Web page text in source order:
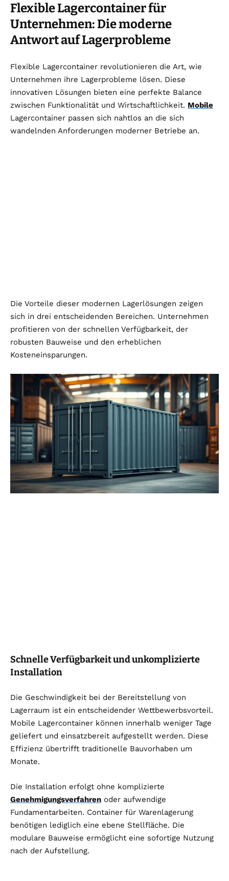
Flexible Lagercontainer für
Unternehmen: Die moderne
Antwort auf Lagerprobleme
Flexible Lagercontainer revolutionieren die Art, wie
Unternehmen ihre Lagerprobleme lösen. Diese
innovativen Lösungen bieten eine perfekte Balance
zwischen Funktionalität und Wirtschaftlichkeit. Mobile
Lagercontainer passen sich nahtlos an die sich
wandelnden Anforderungen moderner Betriebe an.
Die Vorteile dieser modernen Lagerlösungen zeigen
sich in drei entscheidenden Bereichen. Unternehmen
profitieren von der schnellen Verfügbarkeit, der
robusten Bauweise und den erheblichen
Kosteneinsparungen.
Schnelle Verfügbarkeit und unkomplizierte
Installation
Die Geschwindigkeit bei der Bereitstellung von
Lagerraum ist ein entscheidender Wettbewerbsvorteil.
Mobile Lagercontainer können innerhalb weniger Tage
geliefert und einsatzbereit aufgestellt werden. Diese
Effizienz übertrifft traditionelle Bauvorhaben um
Monate.
Die Installation erfolgt ohne komplizierte
Genehmigungsverfahren oder aufwendige
Fundamentarbeiten. Container für Warenlagerung
benötigen lediglich eine ebene Stellfläche. Die
modulare Bauweise ermöglicht eine sofortige Nutzung
nach der Aufstellung.